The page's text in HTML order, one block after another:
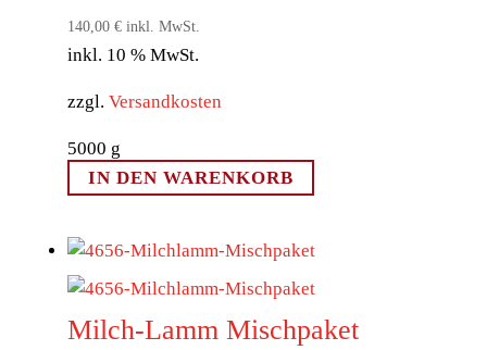
140,00 € inkl. MwSt.
inkl. 10 % MwSt.
zzgl. Versandkosten
5000 g
IN DEN WARENKORB
Milch-Lamm Mischpaket